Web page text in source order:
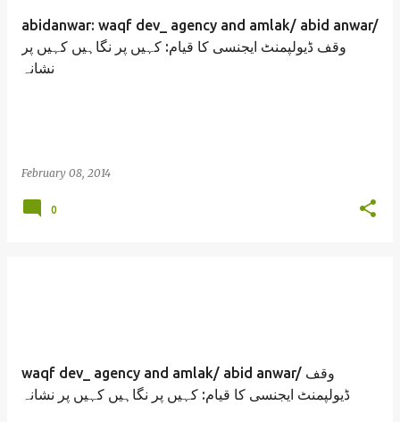
abidanwar: waqf dev_ agency and amlak/ abid anwar/
وقف ڈیولپمنٹ ایجنسی کا قیام: کہیں پر نگاہیں کہیں پر
نشانہ
February 08, 2014
0
waqf dev_ agency and amlak/ abid anwar/ وقف
ڈیولپمنٹ ایجنسی کا قیام: کہیں پر نگاہیں کہیں پر نشانہ